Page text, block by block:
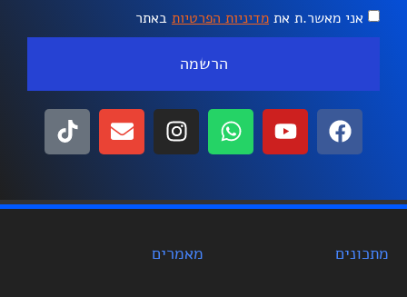
אני מאשר.ת את מדיניות הפרטיות באתר
הרשמה
מתכונים מאמרים